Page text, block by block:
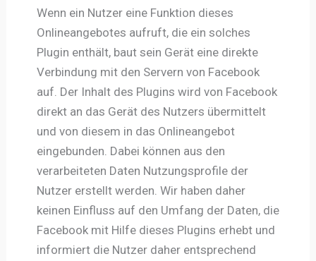
Wenn ein Nutzer eine Funktion dieses
Onlineangebotes aufruft, die ein solches
Plugin enthält, baut sein Gerät eine direkte
Verbindung mit den Servern von Facebook
auf. Der Inhalt des Plugins wird von Facebook
direkt an das Gerät des Nutzers übermittelt
und von diesem in das Onlineangebot
eingebunden. Dabei können aus den
verarbeiteten Daten Nutzungsprofile der
Nutzer erstellt werden. Wir haben daher
keinen Einfluss auf den Umfang der Daten, die
Facebook mit Hilfe dieses Plugins erhebt und
informiert die Nutzer daher entsprechend